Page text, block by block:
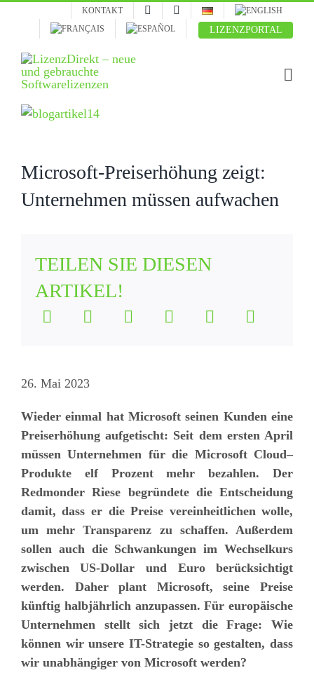
KONTAKT
LIZENZPORTAL
Zeige
Microsoft-Preiserhöhung zeigt:
Unternehmen müssen aufwachen
TEILEN SIE DIESEN
ARTIKEL!
26. Mai 2023
Wieder einmal hatMicrosoft seinen Kunden eine
Preiserhöhung aufgetischt: Seit dem ersten April
müssenUnternehmen für die Microsoft Cloud–
Produkte elf Prozent mehr bezahlen. Der
RedmonderRiese begründetedie Entscheidung
damit, dass er die Preise vereinheitlichen wolle,
um mehr Transparenz zu schaffen. Außerdem
sollen auch die Schwankungen im Wechselkurs
zwischen US-Dollar und Euro berücksichtigt
werden. Daher plant Microsoft, seine Preise
künftig halbjährlich anzupassen. Für europäische
Unternehmen stellt sich jetzt die Frage:Wie
können wir unsere IT-Strategie so gestalten, dass
wir unabhängiger von Microsoft werden?